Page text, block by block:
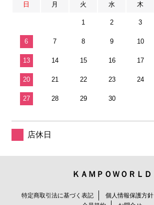
日 月 火 水 木
1 2 3
6 7 8 9 10
13 14 15 16 17
20 21 22 23 24
27 28 29 30
店休日
ＫＡＭＰＯＷＯＲＬＤ
特定商取引法に基づく表記 個人情報保護方針